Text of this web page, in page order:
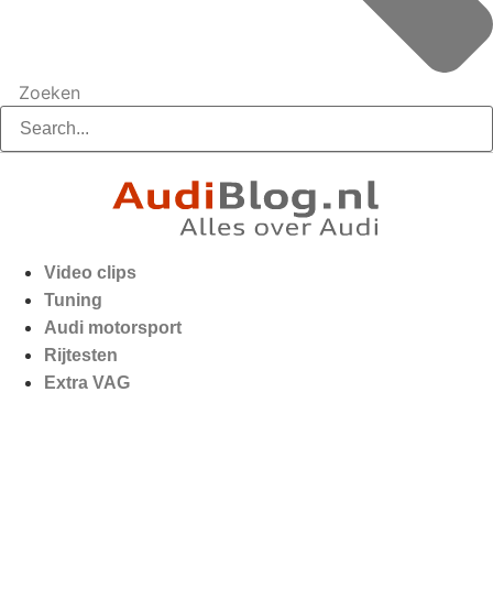
Zoeken
Video clips
Tuning
Audi motorsport
Rijtesten
Extra VAG